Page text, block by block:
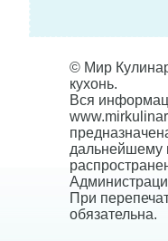
© Мир
кухонь.
Вся
дальнейшему
При
обязательна.